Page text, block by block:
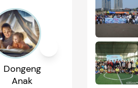
Dongeng
Anak
Rekomendasi
Produk